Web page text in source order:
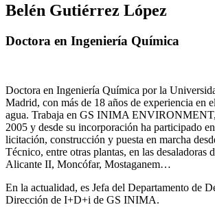
Belén Gutiérrez López
Doctora en Ingeniería Química
Doctora en Ingeniería Química por la
Madrid, con más de 18 años de experiencia en
agua. Trabaja en GS INIMA
2005 y desde su incorporación ha participado
licitación, construcción y puesta en marcha
Técnico, entre otras plantas, en las desaladoras
Alicante II, Moncófar, Mostaganem…
En la actualidad, es Jefa del Departamento de
Dirección de I+D+i de GS INIMA.